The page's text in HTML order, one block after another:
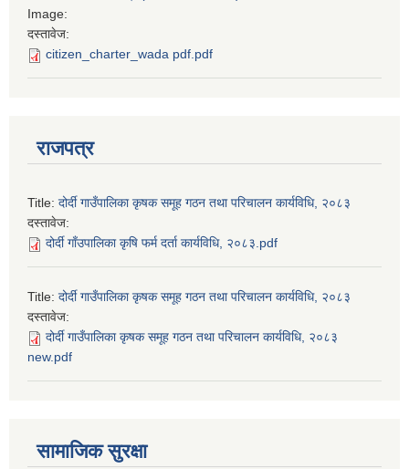
Image:
दस्तावेज:
citizen_charter_wada pdf.pdf
राजपत्र
Title: दोर्दी गाउँपालिका कृषक समूह गठन तथा परिचालन कार्यविधि, २०८३
दस्तावेज:
दोर्दी गाँउपालिका कृषि फर्म दर्ता कार्यविधि, २०८३.pdf
Title: दोर्दी गाउँपालिका कृषक समूह गठन तथा परिचालन कार्यविधि, २०८३
दस्तावेज:
दोर्दी गाउँपालिका कृषक समूह गठन तथा परिचालन कार्यविधि, २०८३
new.pdf
सामाजिक सुरक्षा